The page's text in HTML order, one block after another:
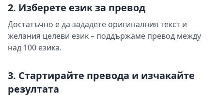
2. Изберете език за превод
Достатъчно е да зададете оригиналния текст и
желания целеви език – поддържаме превод между
над 100 езика.
3. Стартирайте превода и изчакайте
резултата